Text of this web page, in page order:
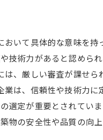
いて具体的な意味を
技術力があると認めら
、厳しい審査が課せ
業は、信頼性や技術力
選定が重要とされてい
物の安全性や品質の向